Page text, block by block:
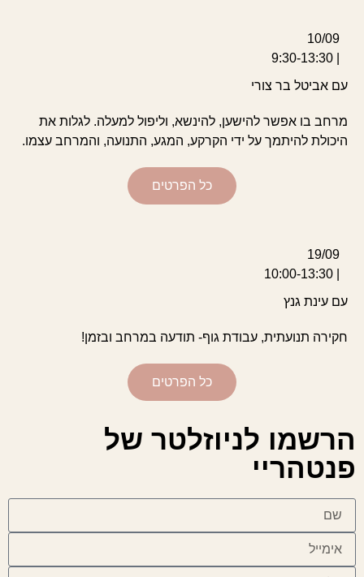
10/09
עם אביטל בר צורי
מרחב בו אפשר להישען, להינשא, וליפול למעלה. לגלות את
היכולת להיתמך על ידי הקרקע, המגע, התנועה, והמרחב עצמו.
כל הפרטים
19/09
עם עינת גנץ
חקירה תנועתית, עבודת גוף- תודעה במרחב ובזמן!
כל הפרטים
הרשמו לניוזלטר של
פנטהריי